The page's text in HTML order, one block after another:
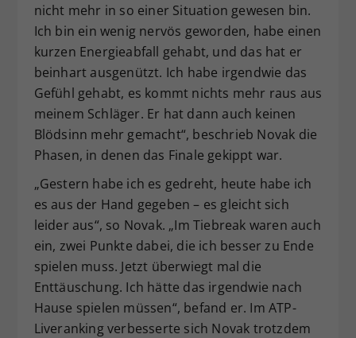
nicht mehr in so einer Situation gewesen bin.
Ich bin ein wenig nervös geworden, habe einen
kurzen Energieabfall gehabt, und das hat er
beinhart ausgenützt. Ich habe irgendwie das
Gefühl gehabt, es kommt nichts mehr raus aus
meinem Schläger. Er hat dann auch keinen
Blödsinn mehr gemacht“, beschrieb Novak die
Phasen, in denen das Finale gekippt war.
„Gestern habe ich es gedreht, heute habe ich
es aus der Hand gegeben – es gleicht sich
leider aus“, so Novak. „Im Tiebreak waren auch
ein, zwei Punkte dabei, die ich besser zu Ende
spielen muss. Jetzt überwiegt mal die
Enttäuschung. Ich hätte das irgendwie nach
Hause spielen müssen“, befand er. Im ATP-
Liveranking verbesserte sich Novak trotzdem